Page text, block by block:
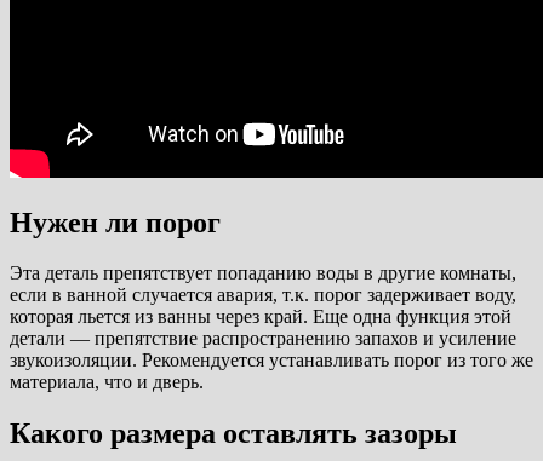
Нужен ли порог
Эта деталь препятствует попаданию воды в другие комнаты,
если в ванной случается авария, т.к. порог задерживает воду,
которая льется из ванны через край. Еще одна функция этой
детали — препятствие распространению запахов и усиление
звукоизоляции. Рекомендуется устанавливать порог из того же
материала, что и дверь.
Какого размера оставлять зазоры